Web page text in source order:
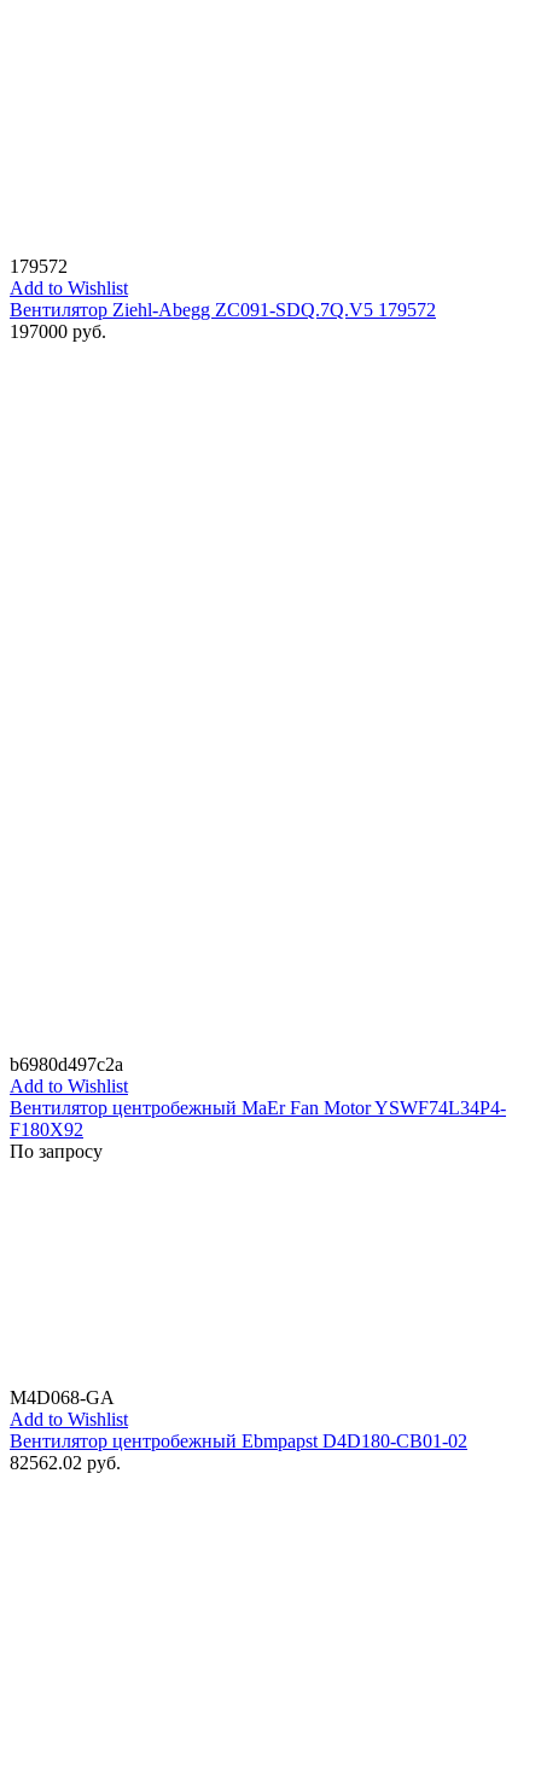
179572
Add to Wishlist
Вентилятор Ziehl-Abegg ZC091-SDQ.7Q.V5 179572
197000 руб.
b6980d497c2a
Add to Wishlist
Вентилятор центробежный MaEr Fan Motor YSWF74L34P4-
F180X92
По запросу
M4D068-GA
Add to Wishlist
Вентилятор центробежный Ebmpapst D4D180-CB01-02
82562.02 руб.